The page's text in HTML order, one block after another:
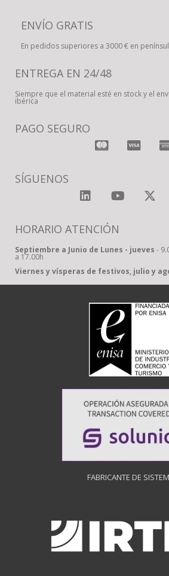
ENVÍO GRATIS
En pedidos superiores a 3000 € en
ENTREGA EN 24/48
Siempre que el material esté en stock y el
ibérica
PAGO SEGURO
SÍGUENOS
HORARIO ATENCIÓN
Septiembre a Junio de Lunes - jueves -
a 17.00h
Viernes y vísperas de festivos, julio y
FABRICANTE DE